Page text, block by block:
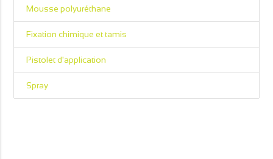
Mousse polyuréthane
Fixation chimique et tamis
Pistolet d'application
Spray